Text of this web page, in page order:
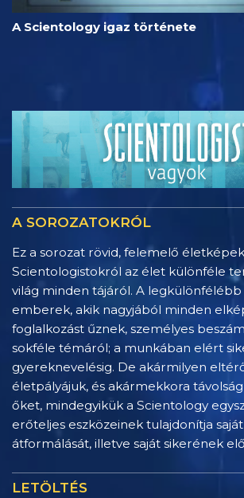
A Scientology igaz története
A SOROZATOKRÓL
Ez a sorozat rövid, felemelő
Scientologistokról az élet különféle
világ minden tájáról. A
emberek, akik nagyjából minden
foglalkozást űznek, személyes
sokféle témáról; a munkában elért
gyereknevelésig. De akármilyen
életpályájuk, és akármekkora távolság
őket, mindegyikük a Scientology
erőteljes eszközeinek tulajdonítja
átformálását, illetve saját sikerének
LETÖLTÉS